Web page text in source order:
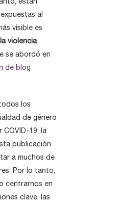
al
visible es
violencia
se abordó en
de blog
los
de género
19, la
publicación
a muchos de
Por lo tanto,
centrarnos en
clave, las